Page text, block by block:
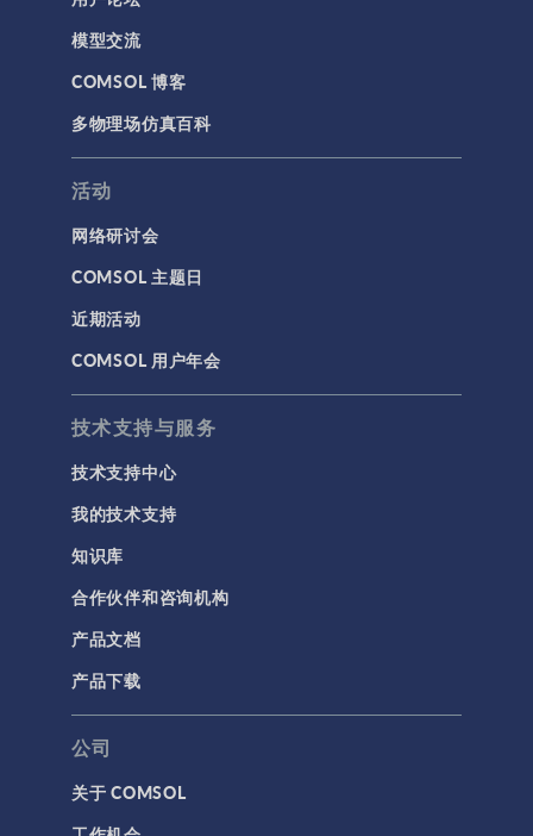
项才能查看此功
能。 上面的屏幕截
变量 压力 的 全局方
程 设置。此方程成
积 123.63 […]
API
代理模型
仿真 App
基于方程建模
安装与许可证管理
建模工具和定义
材料
物理场接口
用户界面
研究与求解器
简介
结果与可视化
网格
集群计算和云计算
3D 打印
模型交流
COMSOL 博客
多物理场仿真百科
活动
网络研讨会
COMSOL 主题日
近期活动
COMSOL 用户年会
技术支持与服务
技术支持中心
我的技术支持
知识库
合作伙伴和咨询机构
产品文档
产品下载
公司
关于 COMSOL